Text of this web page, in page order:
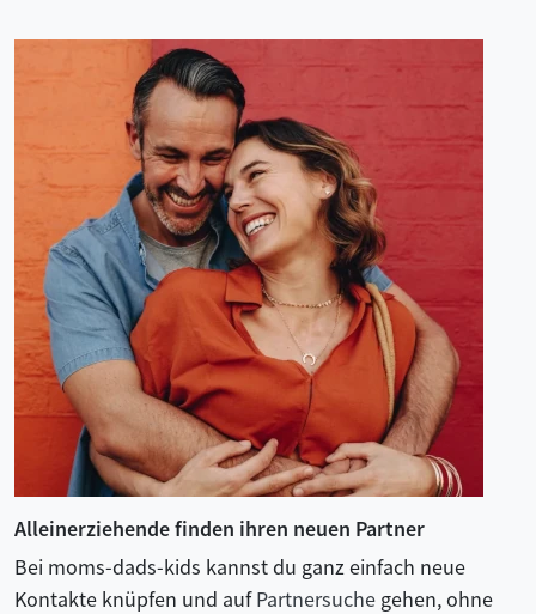
Alleinerziehende finden ihren neuen Partner
Bei moms-dads-kids kannst du ganz einfach neue
Kontakte knüpfen und aufPartnersuche gehen, ohne